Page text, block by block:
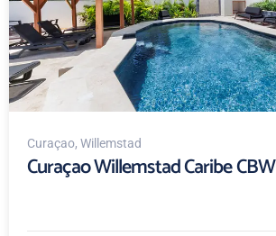
Curaçao, Willemstad
Curaçao Willemstad Caribe CBW